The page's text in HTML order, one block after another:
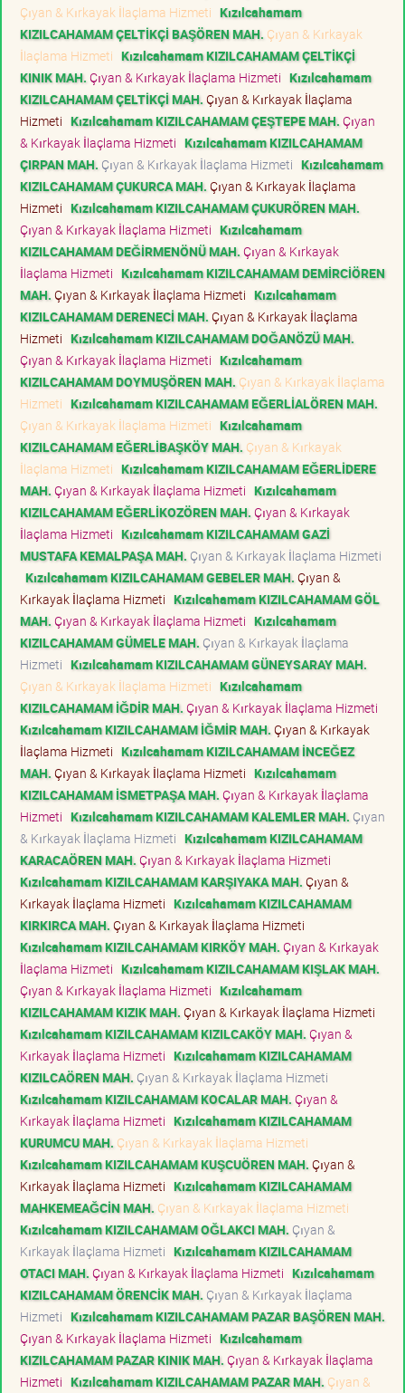
Çıyan & Kırkayak İlaçlama Hizmeti Kızılcahamam
KIZILCAHAMAM ÇELTİKÇİ BAŞÖREN MAH. Çıyan & Kırkayak
İlaçlama Hizmeti Kızılcahamam KIZILCAHAMAM ÇELTİKÇİ
KINIK MAH. Çıyan & Kırkayak İlaçlama Hizmeti Kızılcahamam
KIZILCAHAMAM ÇELTİKÇİ MAH. Çıyan & Kırkayak İlaçlama
Hizmeti Kızılcahamam KIZILCAHAMAM ÇEŞTEPE MAH. Çıyan
& Kırkayak İlaçlama Hizmeti Kızılcahamam KIZILCAHAMAM
ÇIRPAN MAH. Çıyan & Kırkayak İlaçlama Hizmeti Kızılcahamam
KIZILCAHAMAM ÇUKURCA MAH. Çıyan & Kırkayak İlaçlama
Hizmeti Kızılcahamam KIZILCAHAMAM ÇUKURÖREN MAH.
Çıyan & Kırkayak İlaçlama Hizmeti Kızılcahamam
KIZILCAHAMAM DEĞİRMENÖNÜ MAH. Çıyan & Kırkayak
İlaçlama Hizmeti Kızılcahamam KIZILCAHAMAM DEMİRCİÖREN
MAH. Çıyan & Kırkayak İlaçlama Hizmeti Kızılcahamam
KIZILCAHAMAM DERENECİ MAH. Çıyan & Kırkayak İlaçlama
Hizmeti Kızılcahamam KIZILCAHAMAM DOĞANÖZÜ MAH.
Çıyan & Kırkayak İlaçlama Hizmeti Kızılcahamam
KIZILCAHAMAM DOYMUŞÖREN MAH. Çıyan & Kırkayak İlaçlama
Hizmeti Kızılcahamam KIZILCAHAMAM EĞERLİALÖREN MAH.
Çıyan & Kırkayak İlaçlama Hizmeti Kızılcahamam
KIZILCAHAMAM EĞERLİBAŞKÖY MAH. Çıyan & Kırkayak
İlaçlama Hizmeti Kızılcahamam KIZILCAHAMAM EĞERLİDERE
MAH. Çıyan & Kırkayak İlaçlama Hizmeti Kızılcahamam
KIZILCAHAMAM EĞERLİKOZÖREN MAH. Çıyan & Kırkayak
İlaçlama Hizmeti Kızılcahamam KIZILCAHAMAM GAZİ
MUSTAFA KEMALPAŞA MAH. Çıyan & Kırkayak İlaçlama Hizmeti
Kızılcahamam KIZILCAHAMAM GEBELER MAH. Çıyan &
Kırkayak İlaçlama Hizmeti Kızılcahamam KIZILCAHAMAM GÖL
MAH. Çıyan & Kırkayak İlaçlama Hizmeti Kızılcahamam
KIZILCAHAMAM GÜMELE MAH. Çıyan & Kırkayak İlaçlama
Hizmeti Kızılcahamam KIZILCAHAMAM GÜNEYSARAY MAH.
Çıyan & Kırkayak İlaçlama Hizmeti Kızılcahamam
KIZILCAHAMAM İĞDİR MAH. Çıyan & Kırkayak İlaçlama Hizmeti
Kızılcahamam KIZILCAHAMAM İĞMİR MAH. Çıyan & Kırkayak
İlaçlama Hizmeti Kızılcahamam KIZILCAHAMAM İNCEĞEZ
MAH. Çıyan & Kırkayak İlaçlama Hizmeti Kızılcahamam
KIZILCAHAMAM İSMETPAŞA MAH. Çıyan & Kırkayak İlaçlama
Hizmeti Kızılcahamam KIZILCAHAMAM KALEMLER MAH. Çıyan
& Kırkayak İlaçlama Hizmeti Kızılcahamam KIZILCAHAMAM
KARACAÖREN MAH. Çıyan & Kırkayak İlaçlama Hizmeti
Kızılcahamam KIZILCAHAMAM KARŞIYAKA MAH. Çıyan &
Kırkayak İlaçlama Hizmeti Kızılcahamam KIZILCAHAMAM
KIRKIRCA MAH. Çıyan & Kırkayak İlaçlama Hizmeti
Kızılcahamam KIZILCAHAMAM KIRKÖY MAH. Çıyan & Kırkayak
İlaçlama Hizmeti Kızılcahamam KIZILCAHAMAM KIŞLAK MAH.
Çıyan & Kırkayak İlaçlama Hizmeti Kızılcahamam
KIZILCAHAMAM KIZIK MAH. Çıyan & Kırkayak İlaçlama Hizmeti
Kızılcahamam KIZILCAHAMAM KIZILCAKÖY MAH. Çıyan &
Kırkayak İlaçlama Hizmeti Kızılcahamam KIZILCAHAMAM
KIZILCAÖREN MAH. Çıyan & Kırkayak İlaçlama Hizmeti
Kızılcahamam KIZILCAHAMAM KOCALAR MAH. Çıyan &
Kırkayak İlaçlama Hizmeti Kızılcahamam KIZILCAHAMAM
KURUMCU MAH. Çıyan & Kırkayak İlaçlama Hizmeti
Kızılcahamam KIZILCAHAMAM KUŞCUÖREN MAH. Çıyan &
Kırkayak İlaçlama Hizmeti Kızılcahamam KIZILCAHAMAM
MAHKEMEAĞCİN MAH. Çıyan & Kırkayak İlaçlama Hizmeti
Kızılcahamam KIZILCAHAMAM OĞLAKCI MAH. Çıyan &
Kırkayak İlaçlama Hizmeti Kızılcahamam KIZILCAHAMAM
OTACI MAH. Çıyan & Kırkayak İlaçlama Hizmeti Kızılcahamam
KIZILCAHAMAM ÖRENCİK MAH. Çıyan & Kırkayak İlaçlama
Hizmeti Kızılcahamam KIZILCAHAMAM PAZAR BAŞÖREN MAH.
Çıyan & Kırkayak İlaçlama Hizmeti Kızılcahamam
KIZILCAHAMAM PAZAR KINIK MAH. Çıyan & Kırkayak İlaçlama
Hizmeti Kızılcahamam KIZILCAHAMAM PAZAR MAH. Çıyan &